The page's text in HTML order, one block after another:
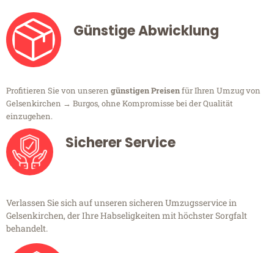
Günstige Abwicklung
Profitieren Sie von unseren günstigen Preisenfür Ihren Umzug von
Gelsenkirchen → Burgos, ohne Kompromisse bei der Qualität
einzugehen.
Sicherer Service
Verlassen Sie sich auf unseren sicheren Umzugsservice in
Gelsenkirchen, der Ihre Habseligkeiten mit höchster Sorgfalt
behandelt.